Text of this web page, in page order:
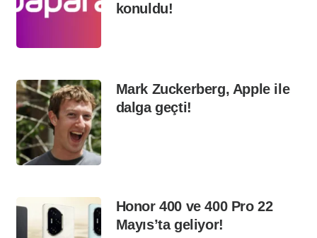
konuldu!
Mark Zuckerberg, Apple ile
dalga geçti!
Honor 400 ve 400 Pro 22
Mayıs’ta geliyor!